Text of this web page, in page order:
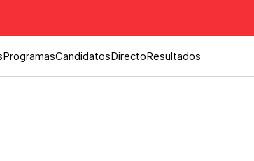
ProgramasCandidatosDirectoResultados